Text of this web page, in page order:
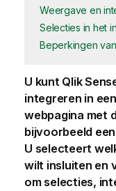
Weergave en
Selecties in het
Beperkingen
U kunt Qlik
integreren in een
webpagina met
bijvoorbeeld
U selecteert
wilt insluiten en
om selecties,